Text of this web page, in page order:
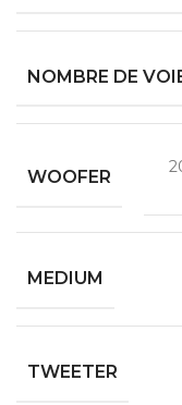
NOMBRE DE
WOOFER
MEDIUM
TWEETER